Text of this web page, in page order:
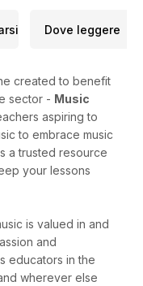
Dove leggere
created to benefit
sector - Music
aspiring to
to embrace music
a trusted resource
your lessons
is valued in and
and
educators in the
wherever else